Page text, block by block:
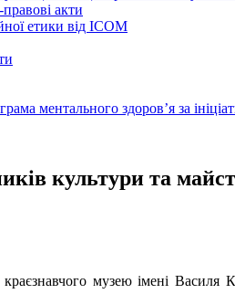
акти
етики від ІСОМ
ментального здоров’я за
культури та
музею імені Василя